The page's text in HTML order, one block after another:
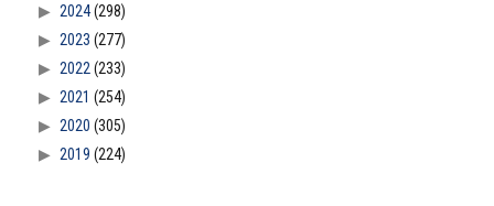
2024(298)
2023 (277)
2022 (233)
2021 (254)
2020 (305)
2019 (224)